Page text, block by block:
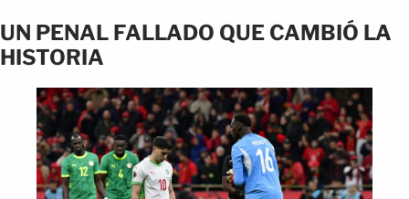
UN PENAL FALLADO QUE CAMBIÓ LA
HISTORIA